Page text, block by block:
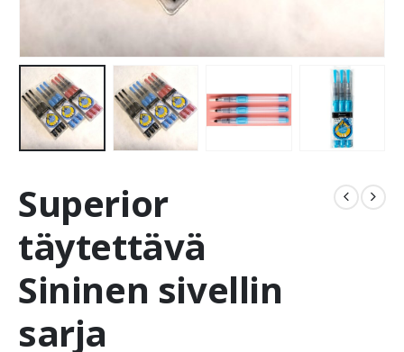
Superior
täytettävä
Sininen sivellin
sarja